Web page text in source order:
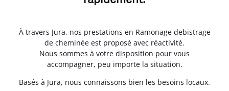
À travers Jura, nos prestations en Ramonage debistrage
de cheminée est proposé avec réactivité.
Nous sommes à votre disposition pour vous
accompagner, peu importe la situation.
Basés à Jura, nous connaissons bien les besoins locaux.